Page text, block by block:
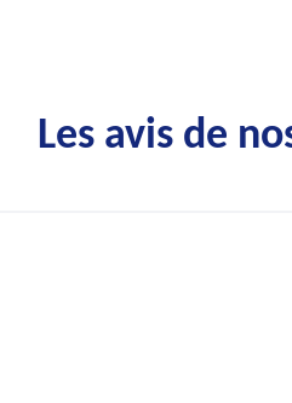
Les avis de